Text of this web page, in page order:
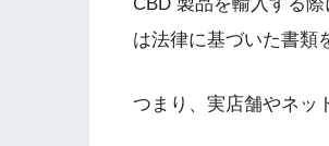
CBD 製品を輸入する
は法律に基づいた書類
つまり、実店舗やネッ